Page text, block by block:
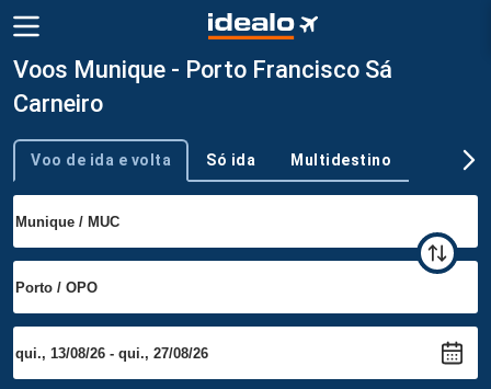
Voos Munique - Porto Francisco Sá
Carneiro
Tipo de viagem
Voo de ida e volta Só ida Multidestino